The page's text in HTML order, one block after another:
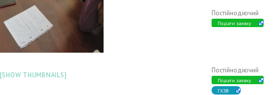
[SHOW THUMBNAILS]
Постійнодіючий
Подати заявку
Постійнодіючий
Подати заявку
ГХЗВ